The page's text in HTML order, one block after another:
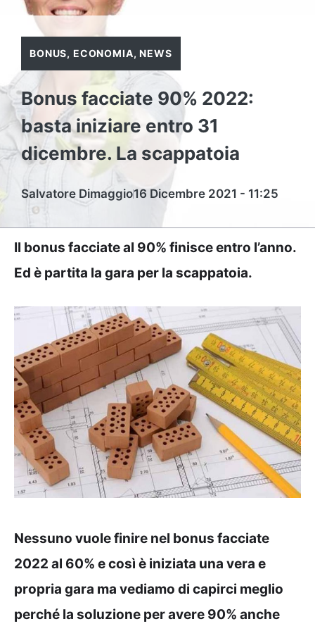
BONUS, ECONOMIA,NEWS
Bonus facciate 90% 2022:
basta iniziare entro 31
dicembre. La scappatoia
Salvatore Dimaggio16 Dicembre 2021 - 11:25
Il bonus facciate al 90% finisce entro l’anno.
Ed è partita la gara per la scappatoia.
Nessuno vuole finire nel bonus facciate
2022 al 60% e così è iniziata una vera e
propria gara ma vediamo di capirci meglio
perché la soluzione per avere 90% anche